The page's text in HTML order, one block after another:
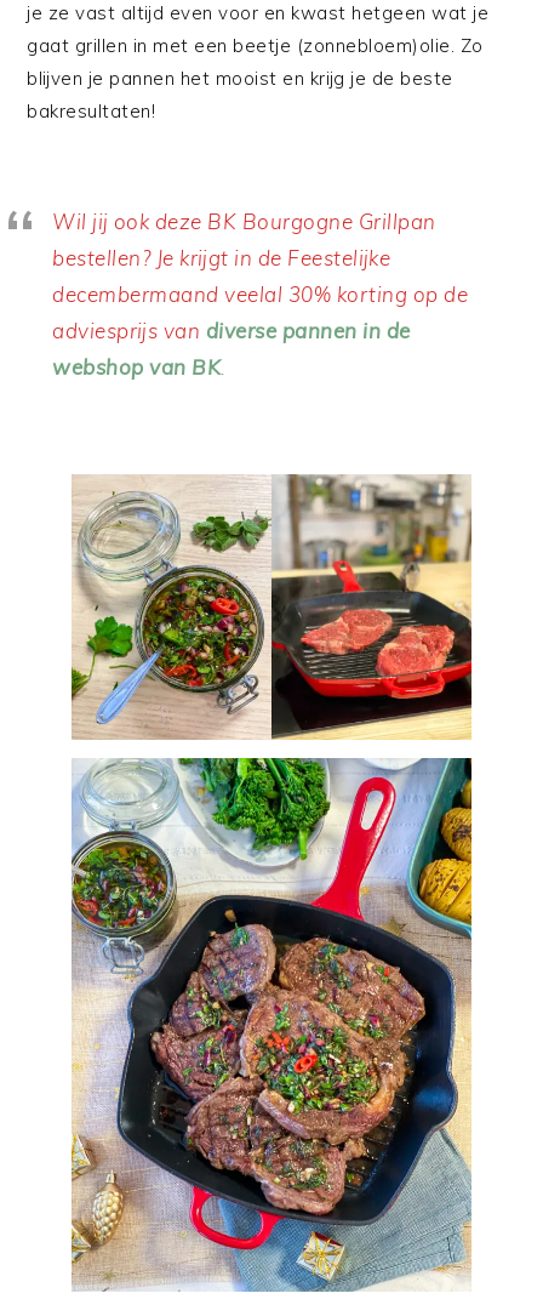
je ze vast altijd even voor en kwast hetgeen wat je
gaat grillen in met een beetje (zonnebloem)olie. Zo
blijven je pannen het mooist en krijg je de beste
bakresultaten!
Wil jij ook deze BK Bourgogne Grillpan
bestellen? Je krijgt in de Feestelijke
decembermaand veelal 30% korting op de
adviesprijs van diverse pannen in de
webshop van BK.